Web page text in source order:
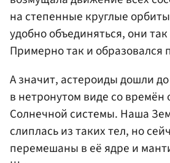
на степенные круглые
удобно объединяться, они
Примерно так и образовался
А значит, астероиды дошли
в нетронутом виде со времён
Солнечной системы. Наша
слиплась из таких тел, но
перемешаны в её ядре и